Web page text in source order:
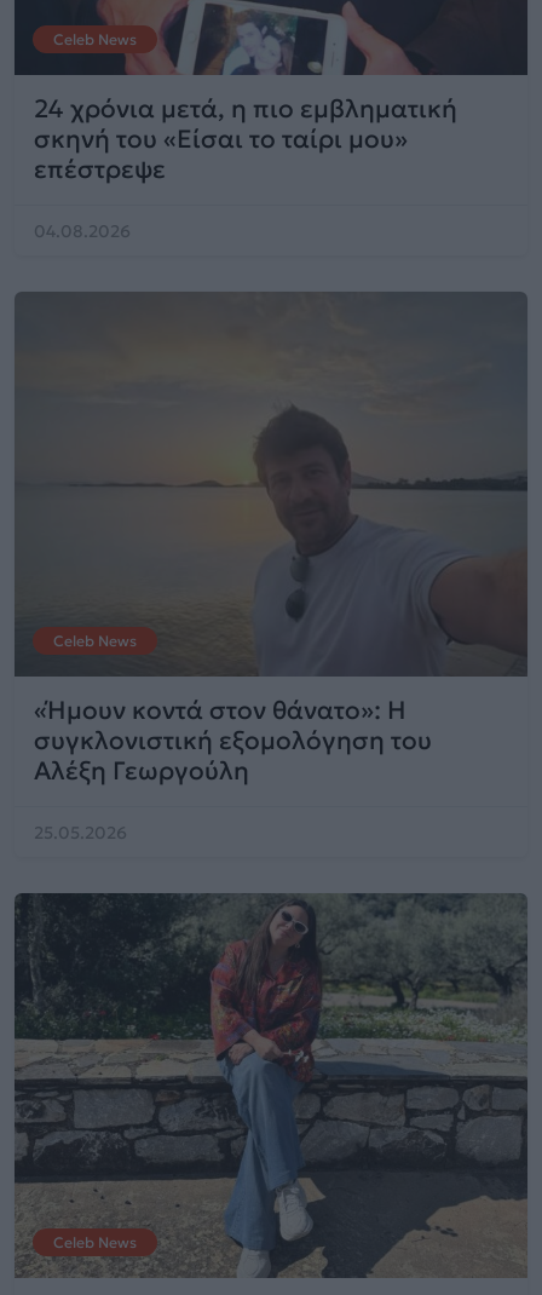
Celeb News
24 χρόνια μετά, η πιο εμβληματική
σκηνή του «Είσαι το ταίρι μου»
επέστρεψε
04.08.2026
Celeb News
«Ήμουν κοντά στον θάνατο»: Η
συγκλονιστική εξομολόγηση του
Αλέξη Γεωργούλη
25.05.2026
Celeb News